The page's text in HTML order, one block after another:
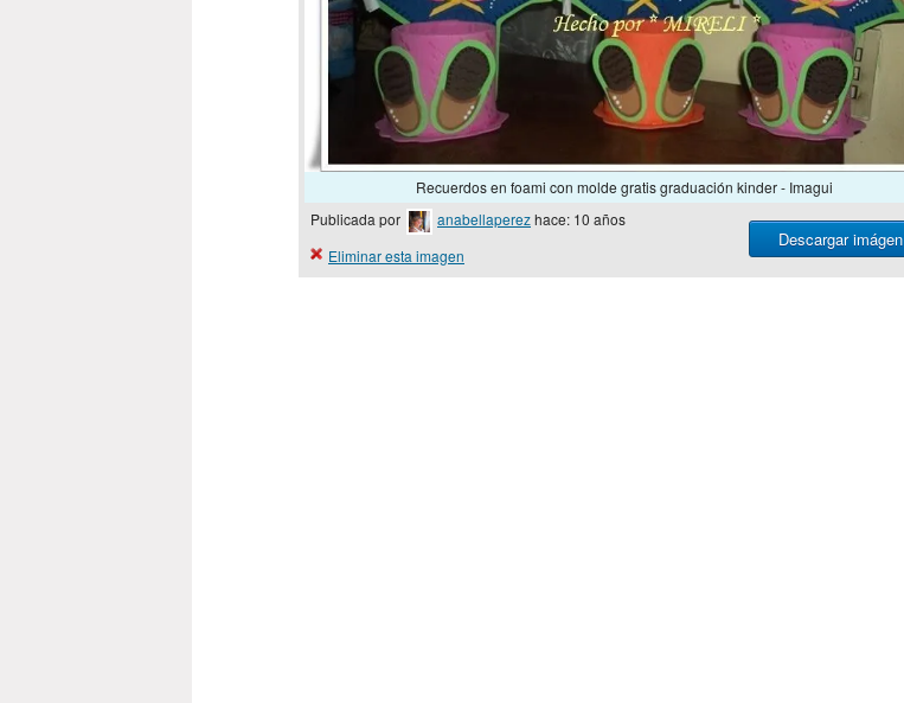
Recuerdos en foami con molde gratis graduación kinder - Imagui
Descargar imágen
Publicada por anabellaperezhace: 10 años
Eliminar esta imagen